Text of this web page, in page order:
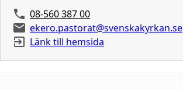
08-560 387 00
ekero.pastorat@svenskakyrkan.se
Länk till hemsida